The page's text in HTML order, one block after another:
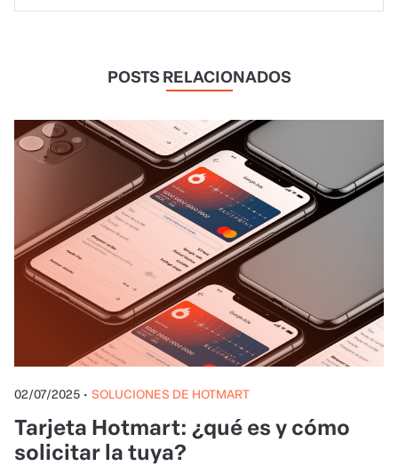
POSTS RELACIONADOS
02/07/2025 • SOLUCIONES DE HOTMART
Tarjeta Hotmart: ¿qué es y cómo
solicitar la tuya?